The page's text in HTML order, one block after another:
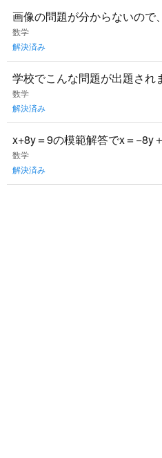
画像の問題が分からないので
ださい
数学
解決済み
学校でこんな問題が出題され
で、解き方と共に教えてくだ
数学
解決済み
x+8y＝9の模範解答でx＝−8y
9−8yじゃだめでしょうか？
数学
解決済み